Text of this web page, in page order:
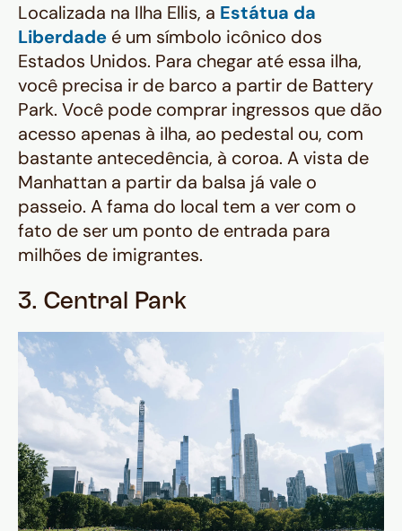
Localizada na Ilha Ellis, a Estátua da
Liberdade é um símbolo icônico dos
Estados Unidos. Para chegar até essa ilha,
você precisa ir de barco a partir de Battery
Park. Você pode comprar ingressos que dão
acesso apenas à ilha, ao pedestal ou, com
bastante antecedência, à coroa. A vista de
Manhattan a partir da balsa já vale o
passeio. A fama do local tem a ver com o
fato de ser um ponto de entrada para
milhões de imigrantes.
3. Central Park